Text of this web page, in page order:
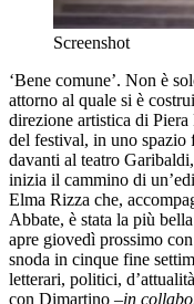
Screenshot
‘Bene comune’. Non è
attorno al quale si è
direzione artistica di
del festival, in uno spazio
davanti al teatro
inizia il cammino di
Elma Rizza che,
Abbate, è stata la più
apre giovedì prossimo
snoda in cinque fine
letterari, politici,
con Dimartino –in